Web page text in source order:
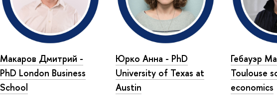
Макаров Дмитрий -
PhD London Business
School
Юрко Анна - PhD
University of Texas at
Austin
Гебауэр
Toulouse
economics